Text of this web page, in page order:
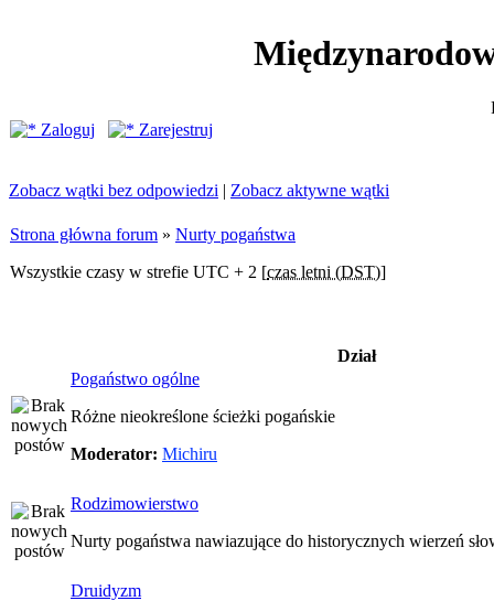
Zaloguj
Zarejestruj
Zobacz wątki bez odpowiedzi | Zobacz aktywne wątki
Strona główna forum » Nurty pogaństwa
Wszystkie czasy w strefie UTC + 2 [czas letni (DST)]
Dział
Pogaństwo ogólne
Różne nieokreślone ścieżki pogańskie
Moderator: Michiru
Rodzimowierstwo
Nurty pogaństwa nawiazujące do historycznych wierzeń
Druidyzm